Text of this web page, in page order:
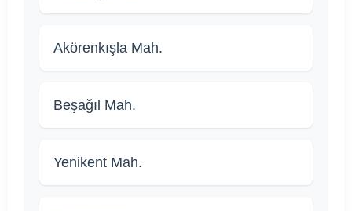
Akörenkışla Mah.
Beşağıl Mah.
Yenikent Mah.